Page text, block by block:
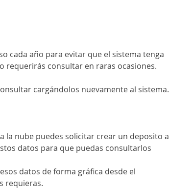
cada año para evitar que el sistema tenga
requerirás consultar en raras ocasiones.
cargándolos nuevamente al sistema.
la nube puedes solicitar crear un deposito a
datos para que puedas consultarlos
datos de forma gráfica desde el
requieras.